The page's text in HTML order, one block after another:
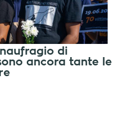
di
ancora tante le